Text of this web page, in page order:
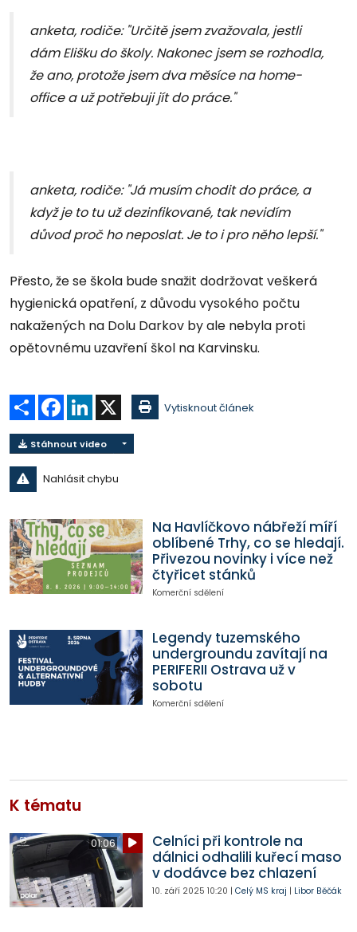
anketa, rodiče: "Určitě jsem zvažovala, jestli
dám Elišku do školy. Nakonec jsem se rozhodla,
že ano, protože jsem dva měsíce na home-
office a už potřebuji jít do práce."
anketa, rodiče: "Já musím chodit do práce, a
když je to tu už dezinfikované, tak nevidím
důvod proč ho neposlat. Je to i pro něho lepší."
Přesto, že se škola bude snažit dodržovat veškerá
hygienická opatření, z důvodu vysokého počtu
nakažených na Dolu Darkov by ale nebyla proti
opětovnému uzavření škol na Karvinsku.
Sdílet Facebook
LinkedIn Vytisknout článek
Stáhnout video
Nahlásit chybu
Na Havlíčkovo nábřeží míří
oblíbené Trhy, co se hledají.
Přivezou novinky i více než
čtyřicet stánků
Komerční sdělení
Legendy tuzemského
undergroundu zavítají na
PERIFERII Ostrava už v
sobotu
Komerční sdělení
K tématu
01:06
Celníci při kontrole na
dálnici odhalili kuřecí maso
v dodávce bez chlazení
10. září 2025 10:20 | Celý MS kraj | Libor Běčák